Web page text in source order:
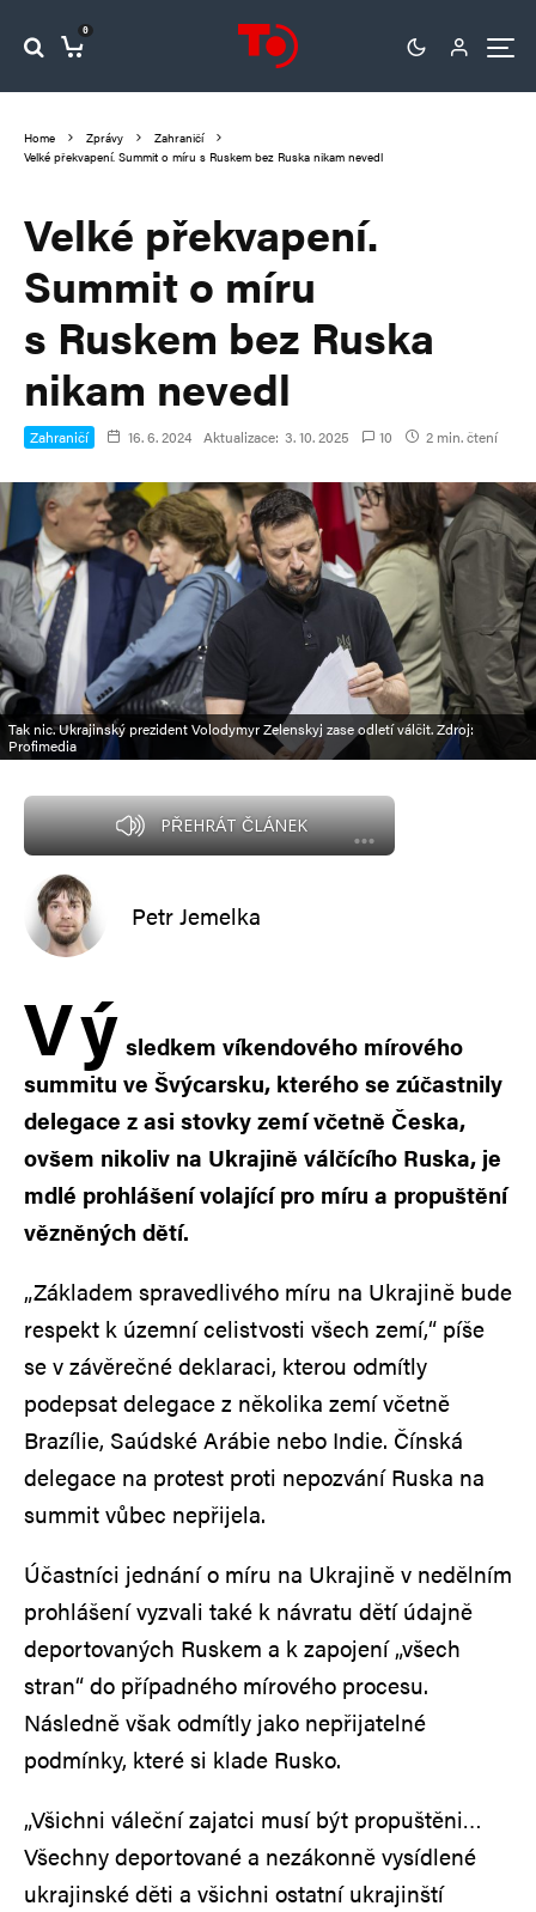
0
Home Zprávy
Zahraničí
Velké překvapení. Summit o míru s Ruskem bez Ruska nikam nevedl
Velké překvapení.
Summit o míru
s Ruskem bez Ruska
nikam nevedl
Zahraničí 16. 6. 2024 Aktualizace: 3. 10. 2025 10 2 min. čtení
Tak nic. Ukrajinský prezident Volodymyr Zelenskyj zase odletí válčit. Zdroj:
Profimedia
PŘEHRÁT ČLÁNEK
Petr Jemelka
Vý sledkem víkendového mírového
summitu ve Švýcarsku, kterého se zúčastnily
delegace z asi stovky zemí včetně Česka,
ovšem nikoliv na Ukrajině válčícího Ruska, je
mdlé prohlášení volající pro míru a propuštění
vězněných dětí.
„Základem spravedlivého míru na Ukrajině bude
respekt k územní celistvosti všech zemí,“ píše
se v závěrečné deklaraci, kterou odmítly
podepsat delegace z několika zemí včetně
Brazílie, Saúdské Arábie nebo Indie. Čínská
delegace na protest proti nepozvání Ruska na
summit vůbec nepřijela.
Účastníci jednání o míru na Ukrajině v nedělním
prohlášení vyzvali také k návratu dětí údajně
deportovaných Ruskem a k zapojení „všech
stran“ do případného mírového procesu.
Následně však odmítly jako nepřijatelné
podmínky, které si klade Rusko.
„Všichni váleční zajatci musí být propuštěni…
Všechny deportované a nezákonně vysídlené
ukrajinské děti a všichni ostatní ukrajinští